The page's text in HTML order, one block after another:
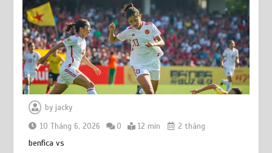
byjacky
10 Tháng 6, 2026
0 12 min 2 tháng
benfica vs